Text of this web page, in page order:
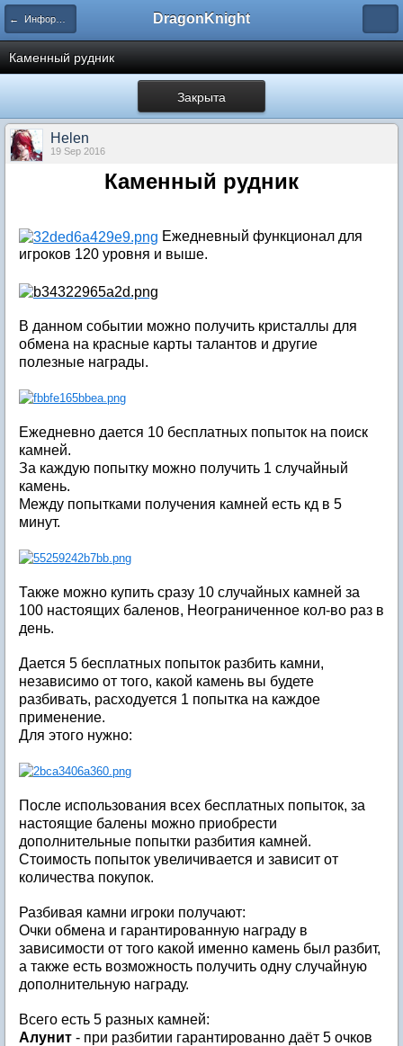
← Информация и гайды по игре DragonKnight
Каменный рудник
Закрыта
Нelen
19 Sep 2016
Каменный рудник
Ежедневный функционал для
игроков 120 уровня и выше.
В данном событии можно получить кристаллы для
обмена на красные карты талантов и другие
полезные награды.
Ежедневно дается 10 бесплатных попыток на поиск
камней.
За каждую попытку можно получить 1 случайный
камень.
Между попытками получения камней есть кд в 5
минут.
Также можно купить сразу 10 случайных камней за
100 настоящих баленов, Неограниченное кол-во раз в
день.
Дается 5 бесплатных попыток разбить камни,
независимо от того, какой камень вы будете
разбивать, расходуется 1 попытка на каждое
применение.
Для этого нужно:
После использования всех бесплатных попыток, за
настоящие балены можно приобрести
дополнительные попытки разбития камней.
Стоимость попыток увеличивается и зависит от
количества покупок.
Разбивая камни игроки получают:
Очки обмена и гарантированную награду в
зависимости от того какой именно камень был разбит,
а также есть возможность получить одну случайную
дополнительную награду.
Всего есть 5 разных камней:
Алунит - при разбитии гарантированно даёт 5 очков